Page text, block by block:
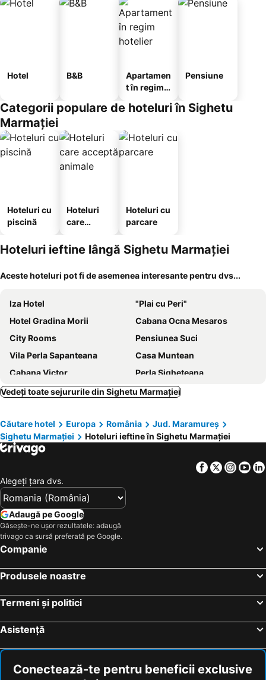
Hotel B&B
Apartamen
t în regim
Pensiune
Categorii populare de hoteluri în Sighetu
Marmației
Hoteluri cu
piscină
Hoteluri
care
animale
Hoteluri cu
parcare
Hoteluri ieftine lângă Sighetu Marmației
Aceste hoteluri pot fi de asemenea interesante pentru dvs...
Iza Hotel
"Plai cu Peri"
Hotel Gradina Morii
Cabana Ocna Mesaros
City Rooms
Pensiunea Suci
Vila Perla Sapanteana
Casa Muntean
Cabana Victor
Perla Sigheteana
Pensiunea Crinul Alb
Casa Iurca de Calinesti
Pensiunea La Domnița
Hotel Salina
In Deal La Ancuta
Coroana
Craiasca
Marea Alpina Maramures
Motel Siesta
Aqua Hotel
La Pintea Haiducu
Vedeți toate sejururile din Sighetu Marmației
Căutare hotel Europa România
Jud. Maramureș
Sighetu Marmației
Hoteluri ieftine în Sighetu Marmației
Facebook
Twitter
Alegeţi ţara dvs.
Adaugă pe Google
Găsește-ne ușor rezultatele: adaugă
trivago ca sursă preferată pe Google.
Companie
Produsele noastre
Termeni și politici
Asistență
Conectează-te pentru beneficii exclusive